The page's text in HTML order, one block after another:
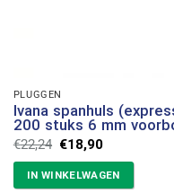
PLUGGEN
Ivana spanhuls
200 stuks 6 mm
€22,24 Oorspronkelijke
prijs
was:
€22,24.
€18,90Huidige
is:
€18,90.
IN WINKELWAGEN